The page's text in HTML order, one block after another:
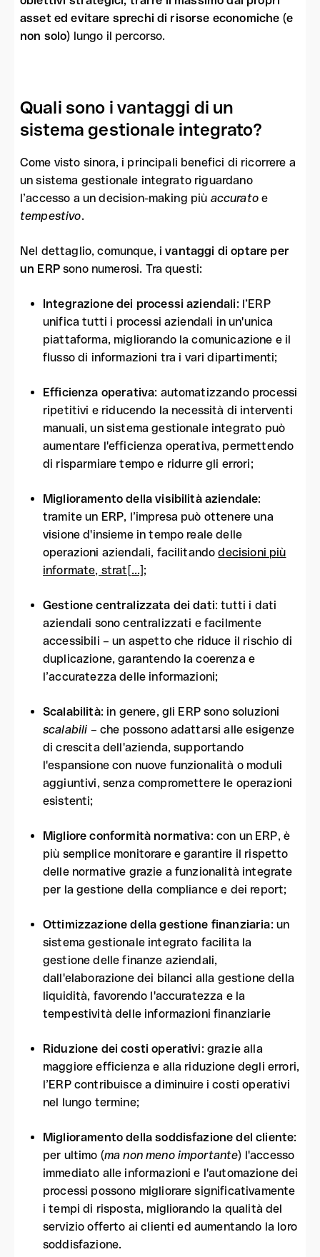
asset ed evitare sprechi di risorse economiche (e
non solo) lungo il percorso.
Quali sono i vantaggi di un
sistema gestionale integrato?
Come visto sinora, i principali benefici di ricorrere a
un sistema gestionale integrato riguardano
l’accesso a un decision-making più accuratoe
tempestivo.
Nel dettaglio, comunque, ivantaggi di optare per
un ERPsono numerosi. Tra questi:
Integrazione dei processi aziendali: l’ERP
unifica tutti i processi aziendali in un'unica
piattaforma, migliorando la comunicazione e il
flusso di informazioni tra i vari dipartimenti;
Efficienza operativa: automatizzando processi
ripetitivi e riducendo la necessità di interventi
manuali, un sistema gestionale integrato può
aumentare l'efficienza operativa, permettendo
di risparmiare tempo e ridurre gli errori;
Miglioramento della visibilità aziendale:
tramite un ERP, l’impresa può ottenere una
visione d'insieme in tempo reale delle
operazioni aziendali, facilitandodecisioni più
informate, strat[...];
Gestione centralizzata dei dati: tutti i dati
aziendali sono centralizzati e facilmente
accessibili – un aspetto che riduce il rischio di
duplicazione, garantendo la coerenza e
l’accuratezza delle informazioni;
Scalabilità: in genere, gli ERP sono soluzioni
scalabili – che possono adattarsi alle esigenze
di crescita dell'azienda, supportando
l'espansione con nuove funzionalità o moduli
aggiuntivi, senza compromettere le operazioni
esistenti;
Migliore conformità normativa: con un ERP, è
più semplice monitorare e garantire il rispetto
delle normative grazie a funzionalità integrate
per la gestione della compliance e dei report;
Ottimizzazione della gestione finanziaria: un
sistema gestionale integrato facilita la
gestione delle finanze aziendali,
dall'elaborazione dei bilanci alla gestione della
liquidità, favorendo l'accuratezza e la
tempestività delle informazioni finanziarie
Riduzione dei costi operativi: grazie alla
maggiore efficienza e alla riduzione degli errori,
l’ERP contribuisce a diminuire i costi operativi
nel lungo termine;
Miglioramento della soddisfazione del cliente:
per ultimo (ma non meno importante) l'accesso
immediato alle informazioni e l'automazione dei
processi possono migliorare significativamente
i tempi di risposta, migliorando la qualità del
servizio offerto ai clienti ed aumentando la loro
soddisfazione.